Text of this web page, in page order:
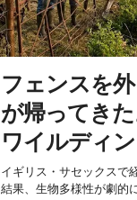
フェンスを
が帰ってき
ワイルディ
イギリス・サセックスで
結果、生物多様性が劇的